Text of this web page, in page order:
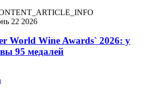
22 2026
World Wine Awards` 2026: у
95 медалей